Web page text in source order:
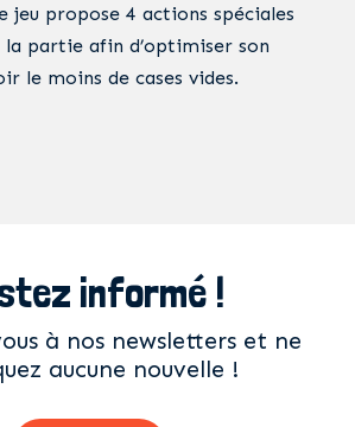
jeu propose 4 actions spéciales
partie afin d’optimiser son
le moins de cases vides.
informé !
à nos newsletters et ne
aucune nouvelle !